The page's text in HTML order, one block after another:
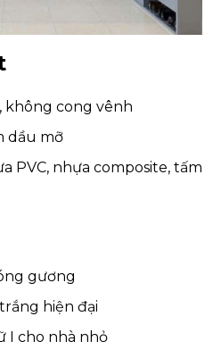
không cong vênh
dầu mỡ
PVC, nhựa composite, tấm
gương
hiện đại
I cho nhà nhỏ